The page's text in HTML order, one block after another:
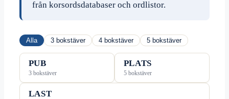
från korsordsdatabaser och ordlistor.
Alla 3 bokstäver 4 bokstäver 5 bokstäver
PUB
3 bokstäver
PLATS
5 bokstäver
LAST